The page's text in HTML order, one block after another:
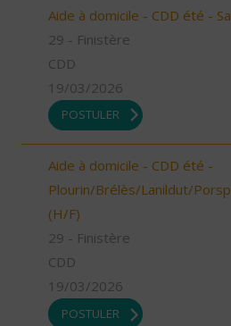
Aide à domicile - CDD été -
29 - Finistère
CDD
19/03/2026
POSTULER
Aide à domicile - CDD été -
Plourin/Brélès/Lanildut/
(H/F)
29 - Finistère
CDD
19/03/2026
POSTULER